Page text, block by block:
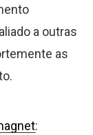
a outras
as
: